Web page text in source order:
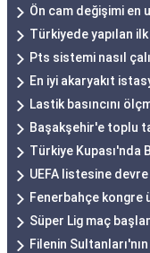
Ön cam değişimi en
Türkiyede yapılan
Pts sistemi nasıl
En iyi akaryakıt
Lastik basıncını
Başakşehir'e toplu
Türkiye Kupası'nda
UEFA listesine
Fenerbahçe kongre
Süper Lig maç
Filenin